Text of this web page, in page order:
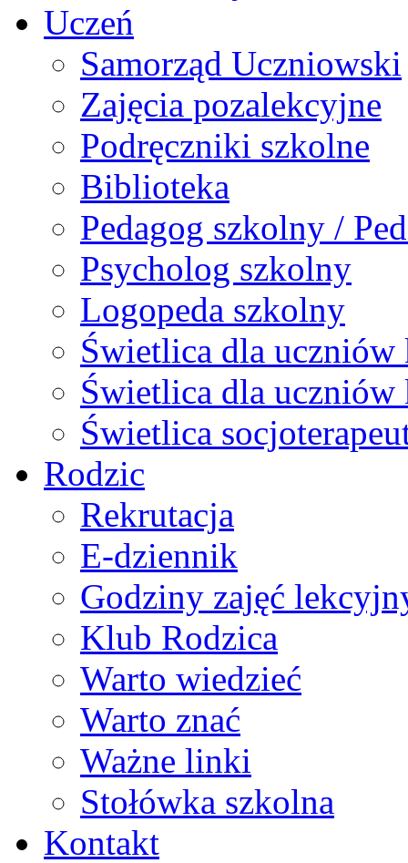
Uczeń
Samorząd Uczniowski
Zajęcia pozalekcyjne
Podręczniki szkolne
Biblioteka
Pedagog szkolny /
Psycholog szkolny
Logopeda szkolny
Świetlica dla uczniów
Świetlica dla
Świetlica
Rodzic
Rekrutacja
E-dziennik
Godziny zajęć
Klub Rodzica
Warto wiedzieć
Warto znać
Ważne linki
Stołówka szkolna
Kontakt